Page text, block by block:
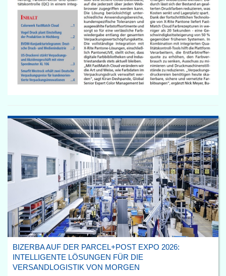
BIZERBA AUF DER PARCEL+POST EXPO 2026:
INTELLIGENTE LÖSUNGEN FÜR DIE
VERSANDLOGISTIK VON MORGEN